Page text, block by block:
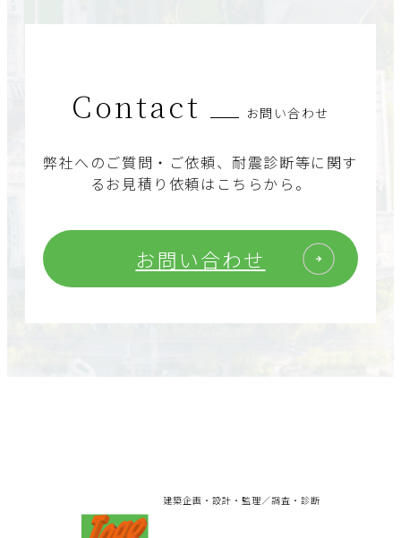
Contact お問い合わせ
弊社へのご質問・ご依頼、耐震診断等に関す
るお見積り依頼はこちらから。
お問い合わせ
建築企画・設計・監理／調査・診断